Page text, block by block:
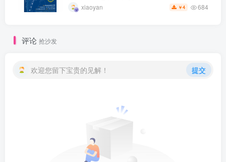
xiaoyan ￥4 684
评论 抢沙发
欢迎您留下宝贵的见解！ 提交